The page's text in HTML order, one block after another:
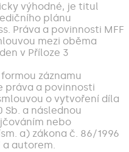
výhodné, je titul
plánu
Práva a povinnosti MFF
mezi oběma
v Příloze 3
záznamu
práva a povinnosti
o vytvoření díla
Sb. a následnou
nebo
a) zákona č. 86/1996
a autorem.